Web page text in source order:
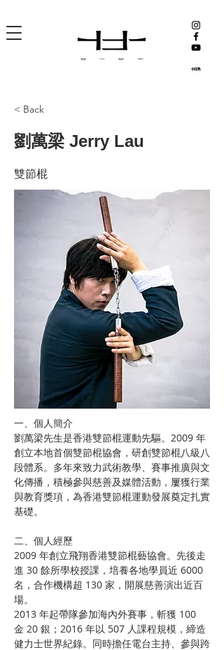
< Back
劉萬梁 Jerry Lau
雙節棍
一、個人簡介
劉萬梁先生是香港雙節棍運動先驅。2009 年
創立本地首個雙節棍協會，研創雙節棍八級八
段體系。多年來致力武術教學、賽事推廣與文
化傳播，積極參與慈善及媒體活動，屢獲行業
與教育獎項，為香港雙節棍運動發展奠定扎實
基礎。
二、個人經歷
2009 年創立飛翔香港雙節棍藝協會。先後走
進 30 餘所學校授課，培養各地學員近 6000
名，合作機構超 130 家，開展慈善演出近百
場。
2013 年起帶隊參加海內外賽事，斬獲 100
金 20 銀；2016 年以 507 人課程規模，締造
健力士世界紀錄。同時擔任電台主持、參與跨